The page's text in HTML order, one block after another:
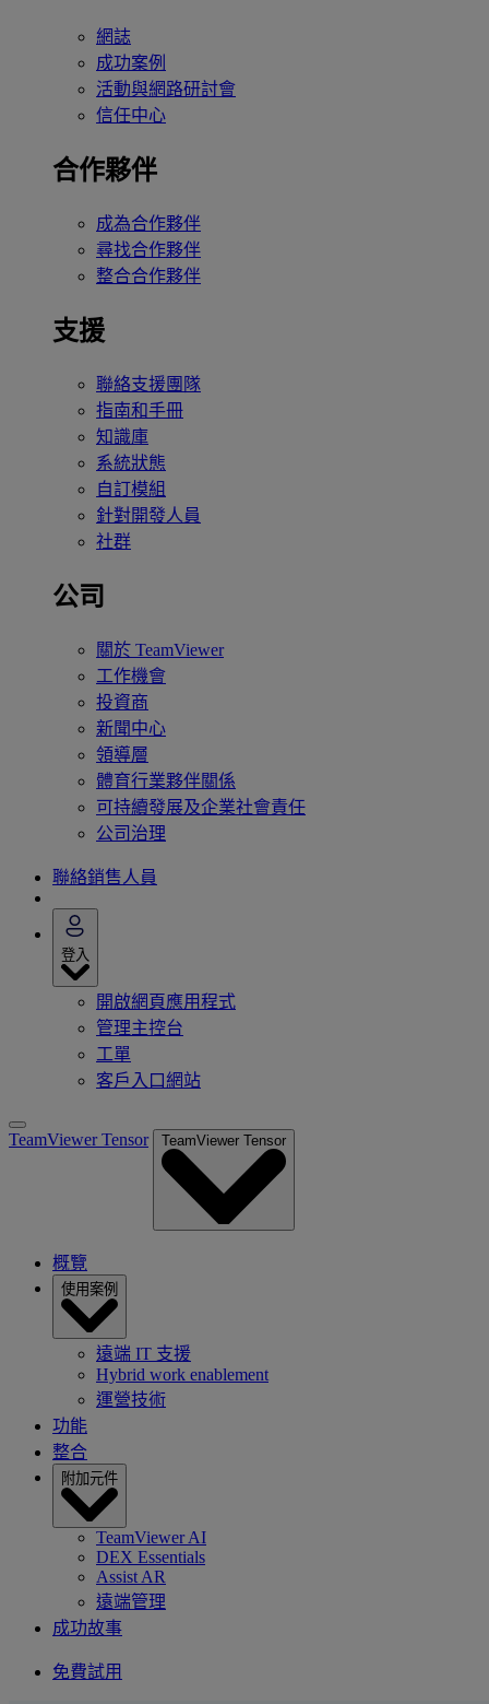
網誌
成功案例
活動與網路研討會
信任中心
合作夥伴
成為合作夥伴
尋找合作夥伴
整合合作夥伴
支援
聯絡支援團隊
指南和手冊
知識庫
系統狀態
自訂模組
針對開發人員
社群
公司
關於 TeamViewer
工作機會
投資商
新聞中心
領導層
體育行業夥伴關係
可持續發展及企業社會責任
公司治理
聯絡銷售人員
登入
開啟網頁應用程式
管理主控台
工單
客戶入口網站
TeamViewer Tensor TeamViewer Tensor
概覽
使用案例
遠端 IT 支援
Hybrid work enablement
運營技術
功能
整合
附加元件
TeamViewer AI
DEX Essentials
Assist AR
遠端管理
成功故事
免費試用